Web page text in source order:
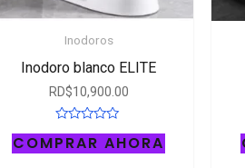
Inodoros
Inodoro blanco ELITE
RD$10,900.00
Rated
0
out
COMPRAR AHORA